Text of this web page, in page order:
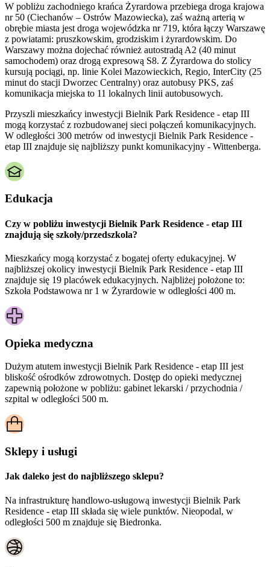
W pobliżu zachodniego krańca Żyrardowa przebiega droga krajowa
nr 50 (Ciechanów – Ostrów Mazowiecka), zaś ważną arterią w
obrębie miasta jest droga wojewódzka nr 719, która łączy Warszawę
z powiatami: pruszkowskim, grodziskim i żyrardowskim. Do
Warszawy można dojechać również autostradą A2 (40 minut
samochodem) oraz drogą expresową S8. Z Żyrardowa do stolicy
kursują pociągi, np. linie Kolei Mazowieckich, Regio, InterCity (25
minut do stacji Dworzec Centralny) oraz autobusy PKS, zaś
komunikacja miejska to 11 lokalnych linii autobusowych.
Przyszli mieszkańcy inwestycji Bielnik Park Residence - etap III
mogą korzystać z rozbudowanej sieci połączeń komunikacyjnych.
W odległości 300 metrów od inwestycji Bielnik Park Residence -
etap III znajduje się najbliższy punkt komunikacyjny - Wittenberga.
Edukacja
Czy w pobliżu inwestycji Bielnik Park Residence - etap III
znajdują się szkoły/przedszkola?
Mieszkańcy mogą korzystać z bogatej oferty edukacyjnej. W
najbliższej okolicy inwestycji Bielnik Park Residence - etap III
znajduje się 19 placówek edukacyjnych. Najbliżej położone to:
Szkoła Podstawowa nr 1 w Żyrardowie w odległości 400 m.
Opieka medyczna
Dużym atutem inwestycji Bielnik Park Residence - etap III jest
bliskość ośrodków zdrowotnych. Dostęp do opieki medycznej
zapewnią położone w pobliżu: gabinet lekarski / przychodnia /
szpital w odległości 500 m.
Sklepy i usługi
Jak daleko jest do najbliższego sklepu?
Na infrastrukturę handlowo-usługową inwestycji Bielnik Park
Residence - etap III składa się wiele punktów. Nieopodal, w
odległości 500 m znajduje się Biedronka.